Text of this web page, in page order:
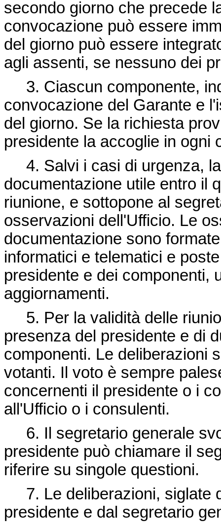
secondo giorno che precede
convocazione può essere
del giorno può essere
agli assenti, se nessuno dei
3. Ciascun componente,
convocazione del Garante e
del giorno. Se la richiesta
presidente la accoglie in ogni
4. Salvi i casi di urgenza,
documentazione utile entro il
riunione, e sottopone al
osservazioni dell'Ufficio. Le
documentazione sono
informatici e telematici e
presidente e dei componenti,
aggiornamenti.
5. Per la validità delle
presenza del presidente e di
componenti. Le deliberazioni
votanti. Il voto è sempre
concernenti il presidente o i
all'Ufficio o i consulenti.
6. Il segretario generale
presidente può chiamare il
riferire su singole questioni.
7. Le deliberazioni, siglate
presidente e dal segretario